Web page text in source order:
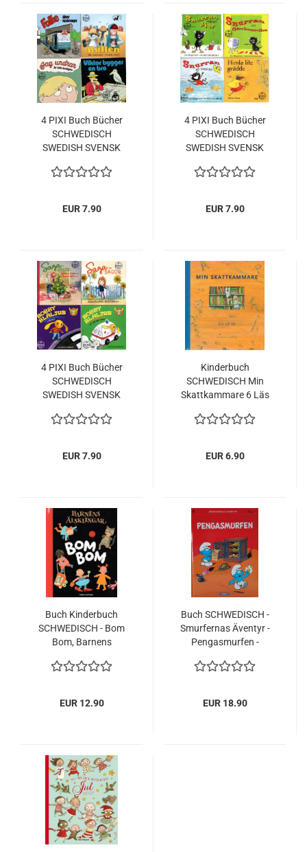
4 PIXI Buch Bücher
SCHWEDISCH
SWEDISH SVENSK
EUR 7.90
4 PIXI Buch Bücher
SCHWEDISCH
SWEDISH SVENSK
EUR 7.90
4 PIXI Buch Bücher
SCHWEDISCH
SWEDISH SVENSK
EUR 7.90
Kinderbuch
SCHWEDISCH Min
Skattkammare 6 Läs
Spiele Reime
EUR 6.90
Buch Kinderbuch
SCHWEDISCH - Bom
Bom, Barnens
EUR 12.90
Buch SCHWEDISCH -
Smurfernas Äventyr -
Pengasmurfen -
Schlümpfe
EUR 18.90